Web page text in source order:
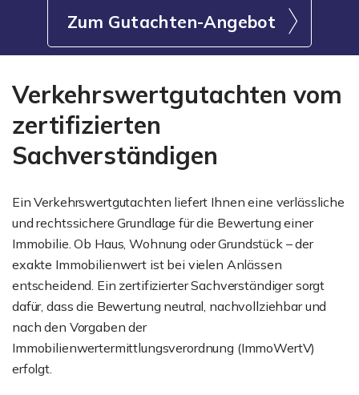
Zum Gutachten-Angebot
Verkehrswertgutachten vom
zertifizierten
Sachverständigen
Ein Verkehrswertgutachten liefert Ihnen eine verlässliche
und rechtssichere Grundlage für die Bewertung einer
Immobilie. Ob Haus, Wohnung oder Grundstück – der
exakte Immobilienwert ist bei vielen Anlässen
entscheidend. Ein zertifizierter Sachverständiger sorgt
dafür, dass die Bewertung neutral, nachvollziehbar und
nach den Vorgaben der
Immobilienwertermittlungsverordnung (ImmoWertV)
erfolgt.